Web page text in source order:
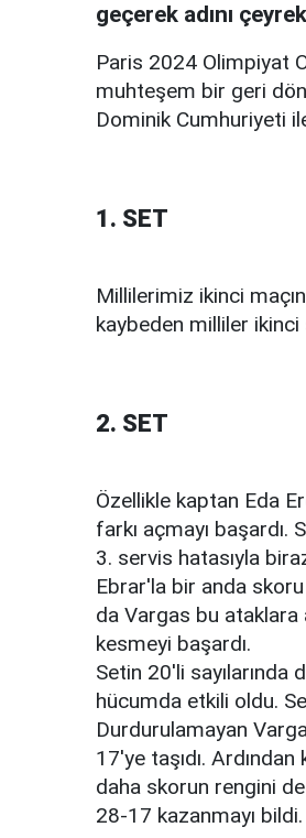
geçerek adını
Paris 2024 Olimpiyat
muhteşem bir geri
Dominik Cumhuriyeti
1. SET
Millilerimiz ikinci
kaybeden milliler ikinci
2. SET
Özellikle kaptan Eda
farkı açmayı
3. servis hatasıyla
Ebrar'la bir anda
da Vargas bu ataklara
kesmeyi başardı.
Setin 20'li
hücumda etkili oldu.
Durdurulamayan
17'ye taşıdı.
daha skorun rengini
28-17 kazanmayı bildi.